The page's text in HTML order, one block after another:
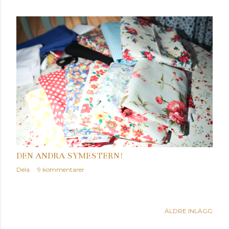
DEN ANDRA SYMESTERN!
Dela 9 kommentarer
ÄLDRE INLÄGG